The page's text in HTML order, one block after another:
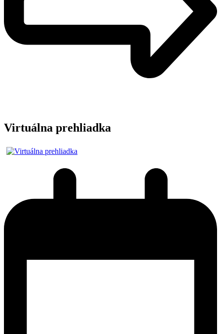
Virtuálna prehliadka